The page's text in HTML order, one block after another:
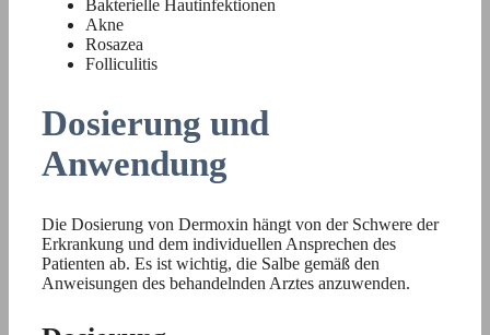
Bakterielle Hautinfektionen
Akne
Rosazea
Folliculitis
Dosierung und
Anwendung
Die Dosierung von Dermoxin hängt von der Schwere der
Erkrankung und dem individuellen Ansprechen des
Patienten ab. Es ist wichtig, die Salbe gemäß den
Anweisungen des behandelnden Arztes anzuwenden.